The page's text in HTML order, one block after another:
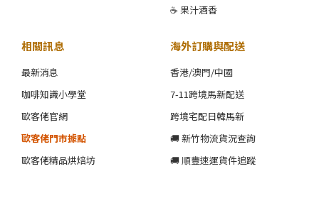
☕ 果汁酒香
相關訊息
最新消息
咖啡知識小學堂
歐客佬官網
歐客佬門市據點
歐客佬精品烘焙坊
海外訂購與配送
香港/澳門/中國
7-11跨境馬新配送
跨境宅配日韓馬新
🚚 新竹物流貨況查詢
🚚 順豐速運貨件追蹤